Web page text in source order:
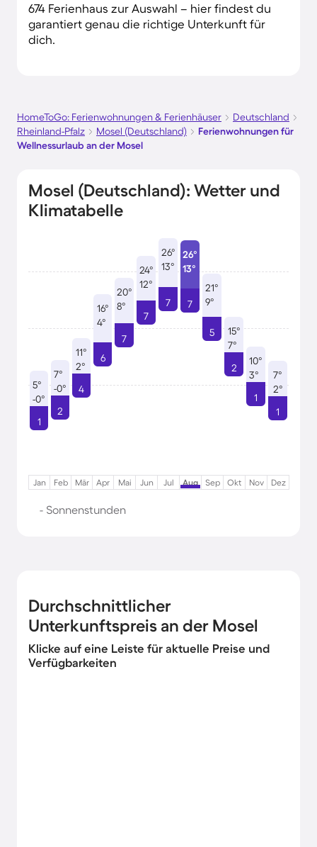
674 Ferienhaus zur Auswahl – hier findest du
garantiert genau die richtige Unterkunft für
dich.
HomeToGo: Ferienwohnungen & Ferienhäuser
Deutschland
Rheinland-Pfalz
Mosel (Deutschland)
Ferienwohnungen für
Wellnessurlaub an der Mosel
Mosel (Deutschland): Wetter und
Klimatabelle
5°
-0°
1
7°
-0°
2
11°
2°
4
16°
4°
6
20°
8°
7
24°
12°
7
26°
13°
7
26°
13°
7
21°
9°
5
15°
7°
2
10°
3°
1
7°
2°
1
Jan Feb Mär Apr Mai Jun Jul Aug Sep Okt Nov Dez
- Sonnenstunden
Durchschnittlicher
Unterkunftspreis an der Mosel
Klicke auf eine Leiste für aktuelle Preise und
Verfügbarkeiten